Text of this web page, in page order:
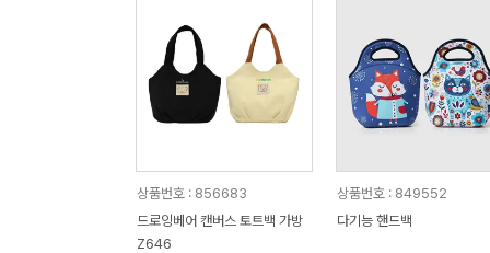
상품번호 : 856683
드로잉베어 캔버스 토트백 가방
Z646
상품번호 : 849552
다기능 핸드백